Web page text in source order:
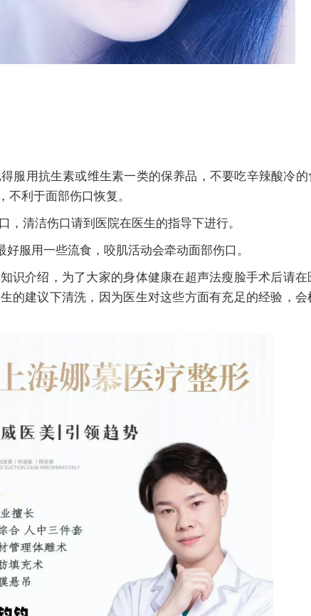
服用抗生素或维生素一类的保养品，不要吃辛辣酸冷
利于面部伤口恢复。
清洁伤口请到医院在医生的指导下进行。
服用一些流食，咬肌活动会牵动面部伤口。
识介绍，为了大家的身体健康在超声法瘦脸手术后请
的建议下清洗，因为医生对这些方面有充足的经验，